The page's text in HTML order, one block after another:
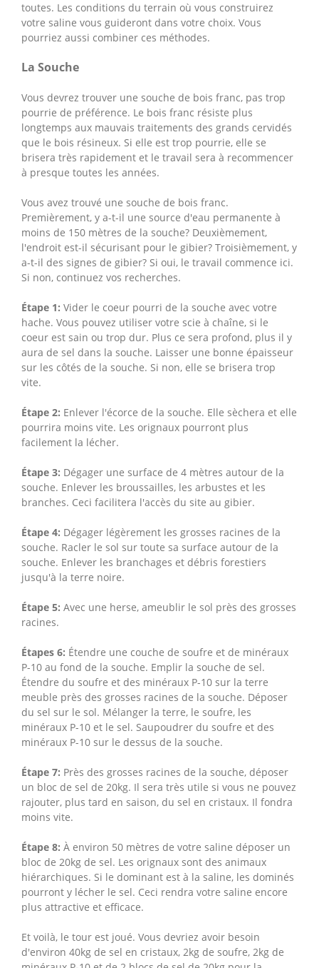
toutes. Les conditions du terrain où vous construirez
votre saline vous guideront dans votre choix. Vous
pourriez aussi combiner ces méthodes.
La Souche
Vous devrez trouver une souche de bois franc, pas trop
pourrie de préférence. Le bois franc résiste plus
longtemps aux mauvais traitements des grands cervidés
que le bois résineux. Si elle est trop pourrie, elle se
brisera très rapidement et le travail sera à recommencer
à presque toutes les années.
Vous avez trouvé une souche de bois franc.
Premièrement, y a-t-il une source d'eau permanente à
moins de 150 mètres de la souche? Deuxièmement,
l'endroit est-il sécurisant pour le gibier? Troisièmement, y
a-t-il des signes de gibier? Si oui, le travail commence ici.
Si non, continuez vos recherches.
Étape 1: Vider le coeur pourri de la souche avec votre
hache. Vous pouvez utiliser votre scie à chaîne, si le
coeur est sain ou trop dur. Plus ce sera profond, plus il y
aura de sel dans la souche. Laisser une bonne épaisseur
sur les côtés de la souche. Si non, elle se brisera trop
vite.
Étape 2: Enlever l'écorce de la souche. Elle sèchera et elle
pourrira moins vite. Les orignaux pourront plus
facilement la lécher.
Étape 3: Dégager une surface de 4 mètres autour de la
souche. Enlever les broussailles, les arbustes et les
branches. Ceci facilitera l'accès du site au gibier.
Étape 4: Dégager légèrement les grosses racines de la
souche. Racler le sol sur toute sa surface autour de la
souche. Enlever les branchages et débris forestiers
jusqu'à la terre noire.
Étape 5: Avec une herse, ameublir le sol près des grosses
racines.
Étapes 6: Étendre une couche de soufre et de minéraux
P-10 au fond de la souche. Emplir la souche de sel.
Étendre du soufre et des minéraux P-10 sur la terre
meuble près des grosses racines de la souche. Déposer
du sel sur le sol. Mélanger la terre, le soufre, les
minéraux P-10 et le sel. Saupoudrer du soufre et des
minéraux P-10 sur le dessus de la souche.
Étape 7: Près des grosses racines de la souche, déposer
un bloc de sel de 20kg. Il sera très utile si vous ne pouvez
rajouter, plus tard en saison, du sel en cristaux. Il fondra
moins vite.
Étape 8: À environ 50 mètres de votre saline déposer un
bloc de 20kg de sel. Les orignaux sont des animaux
hiérarchiques. Si le dominant est à la saline, les dominés
pourront y lécher le sel. Ceci rendra votre saline encore
plus attractive et efficace.
Et voilà, le tour est joué. Vous devriez avoir besoin
d'environ 40kg de sel en cristaux, 2kg de soufre, 2kg de